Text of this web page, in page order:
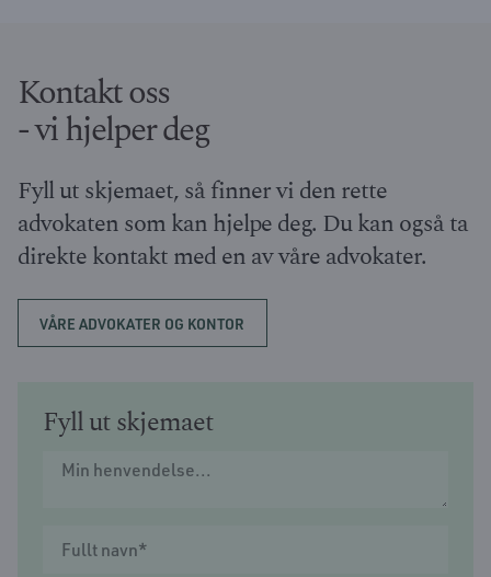
Kontakt oss
- vi hjelper deg
Fyll ut skjemaet, så finner vi den rette
advokaten som kan hjelpe deg. Du kan også ta
direkte kontakt med en av våre advokater.
VÅRE ADVOKATER OG KONTOR
Fyll ut skjemaet